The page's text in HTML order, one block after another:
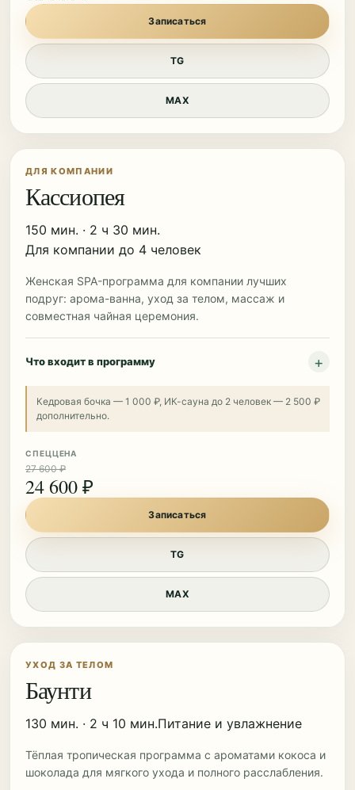
Записаться
TG
MAX
ДЛЯ КОМПАНИИ
Кассиопея
150 мин. · 2 ч 30 мин.
Для компании до 4 человек
Женская SPA-программа для компании лучших
подруг: арома-ванна, уход за телом, массаж и
совместная чайная церемония.
Что входит в программу
Кедровая бочка — 1 000 ₽, ИК-сауна до 2 человек — 2 500 ₽
дополнительно.
СПЕЦЦЕНА
27 600 ₽
24 600 ₽
Записаться
TG
MAX
УХОД ЗА ТЕЛОМ
Баунти
130 мин. · 2 ч 10 мин.Питание и увлажнение
Тёплая тропическая программа с ароматами кокоса и
шоколада для мягкого ухода и полного расслабления.